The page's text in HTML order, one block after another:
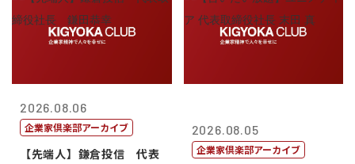
2026.08.06
企業家倶楽部アーカイブ
【先端人】鎌倉投信 代表
2026.08.05
企業家倶楽部アーカイブ